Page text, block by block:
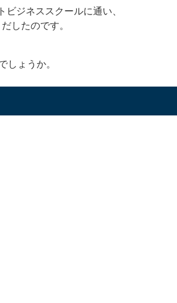
ジネススクールに通い、
したのです。
しょうか。